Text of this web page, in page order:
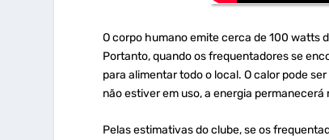
O corpo humano emite cerca de 100 watts
Portanto, quando os frequentadores se
para alimentar todo o local. O calor pode
não estiver em uso, a energia
Pelas estimativas do clube, se os